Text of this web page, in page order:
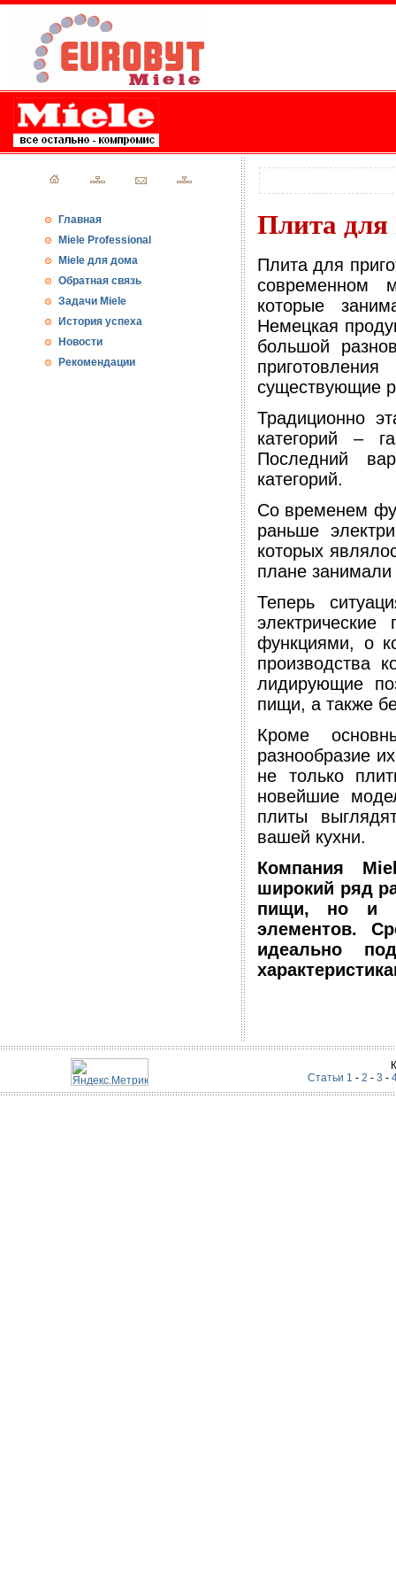
Главная
Miele Professional
Miele для дома
Обратная связь
Задачи Miele
История успеха
Новости
Рекомендации
Плита для
Плита для
современном
которые
Немецкая
большой
существующие
Традиционно
категорий –
Последний
категорий.
Со временем
раньше
которых
плане
Теперь
функциями, о
производства
лидирующие
пищи, а также
Кроме
разнообразие
не только
новейшие
плиты
вашей кухни.
Компания
широкий ряд
пищи, но и
элементов.
идеально
Статьи 1 - 2 - 3 -